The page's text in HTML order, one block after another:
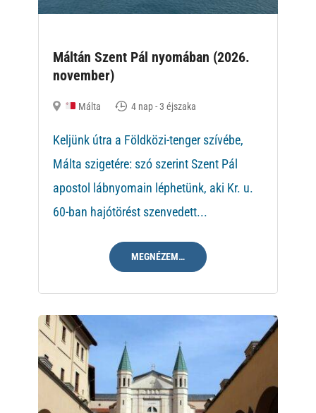
Máltán Szent Pál nyomában (2026.
november)
Málta 4 nap - 3 éjszaka
Keljünk útra a Földközi-tenger szívébe,
Málta szigetére: szó szerint Szent Pál
apostol lábnyomain léphetünk, aki Kr. u.
60-ban hajótörést szenvedett...
MEGNÉZEM…